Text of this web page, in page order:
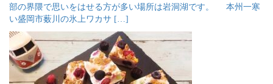
部の界隈で思いをはせる方が多い場所は岩洞湖です。 本州一寒
い盛岡市薮川の氷上ワカサ […]